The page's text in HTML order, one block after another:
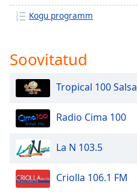
Text
Family
Reset
Kogu programm
Soovitatud
Tropical 100 Salsa
Radio Cima 100
La N 103.5
Criolla 106.1 FM